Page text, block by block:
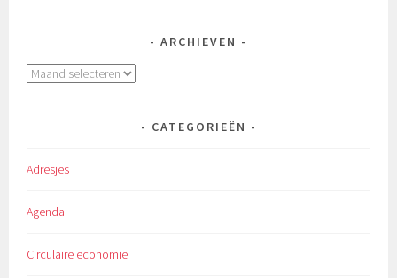
ARCHIEVEN
Archieven
CATEGORIEËN
Adresjes
Agenda
Circulaire economie